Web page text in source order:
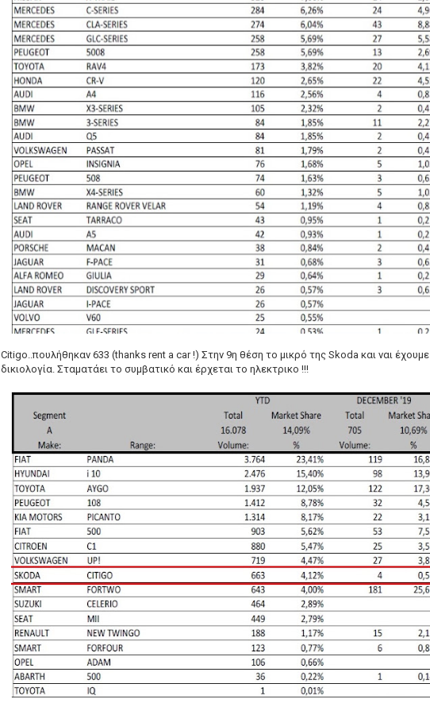
Citigo..πουλήθηκαν 633 (thanks rent a car !) Στην 9η θέση το μικρό της Skoda και ναι έχουμε
δικιολογία. Σταματάει το συμβατικό και έρχεται το ηλεκτρικο !!!